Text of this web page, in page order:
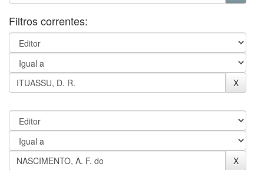
Filtros correntes: